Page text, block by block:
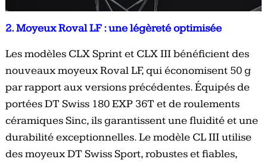
2. Moyeux Roval LF : une légèreté optimisée
Les modèles CLX Sprint et CLX III bénéficient des
nouveaux moyeux Roval LF, qui économisent 50 g
par rapport aux versions précédentes. Équipés de
portées DT Swiss 180 EXP 36T et de roulements
céramiques Sinc, ils garantissent une fluidité et une
durabilité exceptionnelles. Le modèle CL III utilise
des moyeux DT Swiss Sport, robustes et fiables,